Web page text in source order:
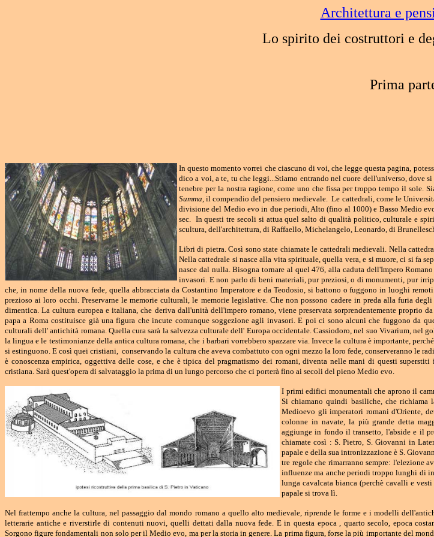
Architettura e
Lo spirito dei costruttori e
Prima
In questo momento vorrei che ciascuno di voi, che legge questa pagina,
dico a voi, a te, tu che leggi...Stiamo entrando nel cuore dell'universo, dove
tenebre per la nostra ragione, come uno che fissa per troppo tempo il sole.
Summa, il compendio del pensiero medievale. Le cattedrali, come le
divisione del Medio evo in due periodi, Alto (fino al 1000) e Basso Medio
sec. In questi tre secoli si attua quel salto di qualità politico, culturale e
scultura, dell'architettura, di Raffaello, Michelangelo, Leonardo, di
Libri di pietra. Così sono state chiamate le cattedrali medievali. Nella
Nella cattedrale si nasce alla vita spirituale, quella vera, e si muore, ci si fa
nasce dal nulla. Bisogna tornare al quel 476, alla caduta dell'Impero
invasori. E non parlo di beni materiali, pur preziosi, o di monumenti, pur
che, in nome della nuova fede, quella abbracciata da Costantino Imperatore e da Teodosio, si battono o fuggono in luoghi
prezioso ai loro occhi. Preservarne le memorie culturali, le memorie legislative. Che non possono cadere in preda alla furia
dimentica. La cultura europea e italiana, che deriva dall'unità dell'impero romano, viene preservata sorprendentemente proprio
papa a Roma costituisce già una figura che incute comunque soggezione agli invasori. E poi ci sono alcuni che fuggono da
culturali dell' antichità romana. Quella cura sarà la salvezza culturale dell' Europa occidentale. Cassiodoro, nel suo Vivarium, nel
la lingua e le testimonianze della antica cultura romana, che i barbari vorrebbero spazzare via. Invece la cultura è importante,
si estinguono. E così quei cristiani, conservando la cultura che aveva combattuto con ogni mezzo la loro fede, conserveranno le
è conoscenza empirica, oggettiva delle cose, e che è tipica del pragmatismo dei romani, diventa nelle mani di questi
cristiana. Sarà quest'opera di salvataggio la prima di un lungo percorso che ci porterà fino ai secoli del pieno Medio evo.
I primi edifici monumentali che aprono il
Si chiamano quindi basiliche, che richiama
Medioevo gli imperatori romani d'Oriente,
colonne in navate, la più grande detta
aggiunge in fondo il transetto, l'abside e il
chiamate così : S. Pietro, S. Giovanni in
papale e della sua intronizzazione è S.
tre regole che rimarranno sempre: l'elezione
influenze ma anche periodi troppo lunghi di
lunga cavalcata bianca (perchè cavalli e
papale si trova lì.
Nel frattempo anche la cultura, nel passaggio dal mondo romano a quello alto medievale, riprende le forme e i modelli
letterarie antiche e riverstirle di contenuti nuovi, quelli dettati dalla nuova fede. E in questa epoca , quarto secolo, epoca
Sorgono figure fondamentali non solo per il Medio evo, ma per la storia in genere. La prima figura, forse la più importante del